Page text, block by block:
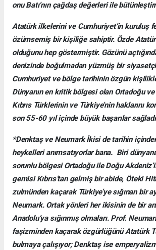
onu Batı’nın çağdaş değerleri ile
Atatürk ilkelerini ve Cumhuriyet’in kuruluş
özümsemiş bir kişiliğe sahiptir. Özde
olduğunu hep göstermiştir. Gözünü
denizinde boğulmadan yüzmüş bir
Cumhuriyet ve bölge tarihinin özgün
Dünyanın en kritik bölgesi olan Ortadoğu ve
Kıbrıs Türklerinin ve Türkiye’nin haklarını
son 55-60 yıl içinde büyük başarılar
*Denktaş ve Neumark İkisi de tarihin
heykelleri anımsatıyorlar bana. Biri
sorunlu bölgesi Ortadoğu ile Doğu
gemisi Kıbrıs’tan gelmiş bir abide, Öteki
zulmünden kaçarak Türkiye’ye sığınan bir
Neumark. Ortak yönleri her ikisinin de bir
Anadolu’ya sığınmış olmaları. Prof.
faşizminden kaçarak özgürlüğünü Atatürk
bulmaya çalışıyor; Denktaş ise